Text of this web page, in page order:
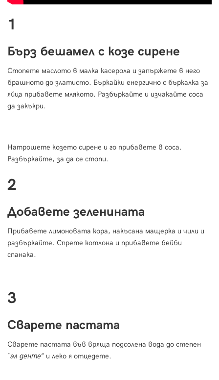
1
Бърз бешамел с козе сирене
Стопете маслото в малка касерола и запържете в него
брашното до златисто. Бъркайки енергично с бъркалка за
яйца прибавете млякото. Разбъркайте и изчакайте соса
да закъкри.
Натрошете козето сирене и го прибавете в соса.
Разбъркайте, за да се стопи.
2
Добавете зеленината
Прибавете лимоновата кора, накъсана мащерка и чили и
разбъркайте. Спрете котлона и прибавете бейби
спанака.
3
Сварете пастата
Сварете пастата във вряща подсолена вода до степен
“ал денте” и леко я отцедете.